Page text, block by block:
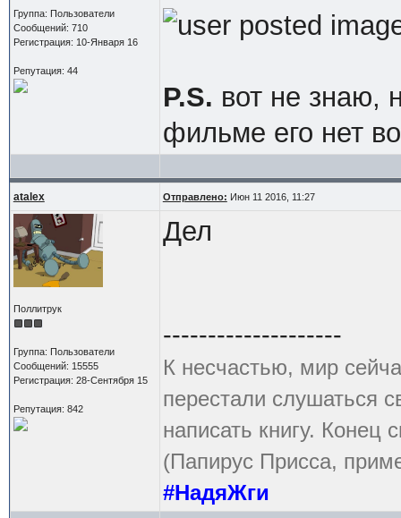
Группа: Пользователи
Сообщений: 710
Регистрация: 10-Января 16
Репутация: 44
P.S. вот не знаю,
фильме его нет
atalex Отправлено: Июн 11 2016, 11:27
Поллитрук
Группа: Пользователи
Сообщений: 15555
Регистрация: 28-Сентября 15
Репутация: 842
Дел
--------------------
К несчастью, мир
перестали слушаться
написать книгу. Конец
(Папирус Присса,
#НадяЖги